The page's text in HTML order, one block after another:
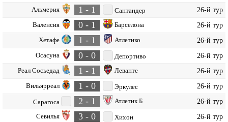
Альмерия 1 - 1 Сантандер 26-й тур
Валенсия 0 - 1 Барселона 26-й тур
Хетафе 1 - 1 Атлетико 26-й тур
Осасуна 0 - 0 Депортиво 26-й тур
Реал Сосьедад 1 - 1 Леванте 26-й тур
Вильярреал 1 - 0 Эркулес 26-й тур
Сарагоса 2 - 1 Атлетик Б 26-й тур
Севилья 3 - 0 Хихон 26-й тур